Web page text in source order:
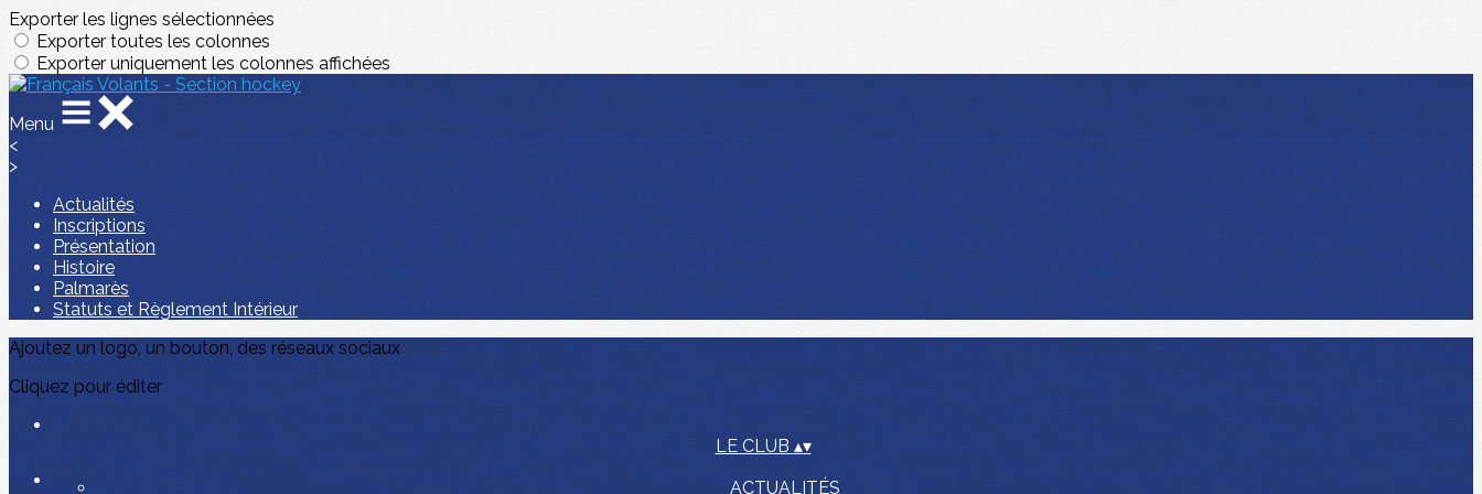
Exporter les lignes sélectionnées
Exporter toutes les colonnes
Exporter uniquement les colonnes affichées
Menu
<
>
Actualités
Inscriptions
Présentation
Histoire
Palmarès
Statuts et Règlement Intérieur
Ajoutez un logo, un bouton, des réseaux sociaux
Cliquez pour éditer
LE CLUB ▴▾
ACTUALITÉS